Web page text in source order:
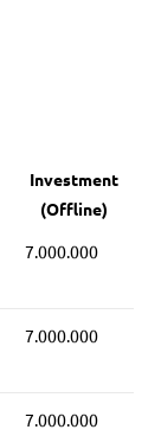
Investment
(Offline)
7.000.000
7.000.000
7.000.000